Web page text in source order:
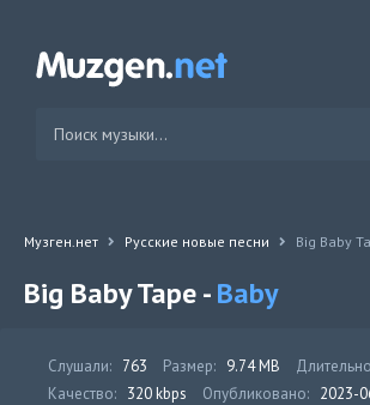
Музген.нет Русские новые песни Big Baby
Big Baby Tape -Baby
Слушали: 763 Размер: 9.74 MB
Качество: 320 kbps Опубликовано: 2023-